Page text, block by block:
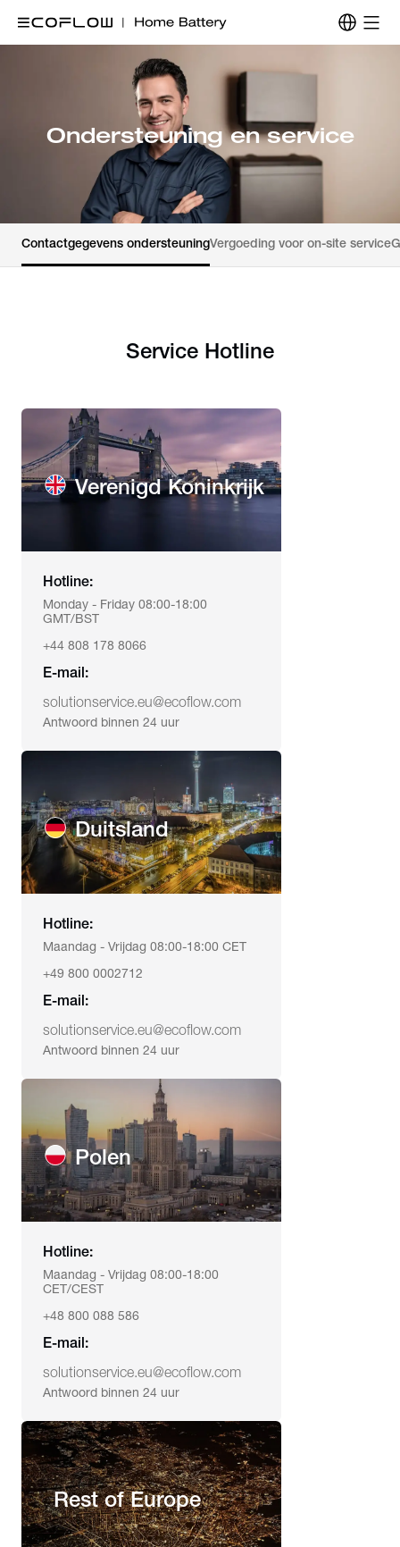
Ondersteuning en service
Contactgegevens ondersteuningVergoeding voor on-site service
Service Hotline
Verenigd Koninkrijk
Hotline:
Monday - Friday 08:00-18:00
GMT/BST
+44 808 178 8066
E-mail:
solutionservice.eu@ecoflow.com
Antwoord binnen 24 uur
Duitsland
Hotline:
Maandag - Vrijdag 08:00-18:00 CET
+49 800 0002712
E-mail:
solutionservice.eu@ecoflow.com
Antwoord binnen 24 uur
Polen
Hotline:
Maandag - Vrijdag 08:00-18:00
CET/CEST
+48 800 088 586
E-mail:
solutionservice.eu@ecoflow.com
Antwoord binnen 24 uur
Rest of Europe